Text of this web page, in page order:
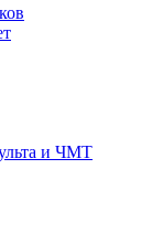
и ЧМТ